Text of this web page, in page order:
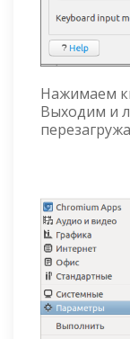
Нажимаем
Выходим и